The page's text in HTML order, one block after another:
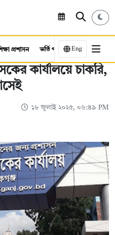
প্রশাসন ভর্তি পরীক্ষা কর্মসংস্থান
Eng
কার্যালয়ে চাকরি,
১৮ জুলাই ২০২৫, ০৬:৪৯ PM